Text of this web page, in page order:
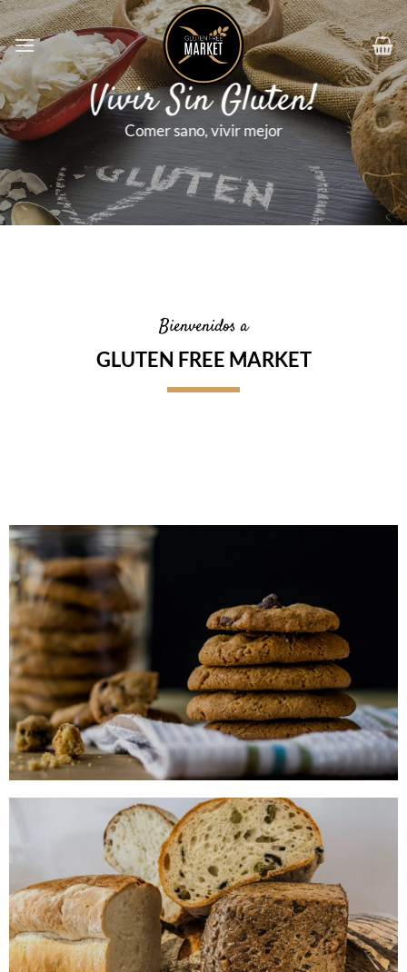
Saltar
al
contenido
Vivir Sin Gluten!
Comer sano, vivir mejor
Vivir Sin Gluten!
Comer sano, vivir mejor
Vivir Sin Gluten!
Comer sano, vivir mejor
Bienvenidos a
GLUTEN FREE MARKET